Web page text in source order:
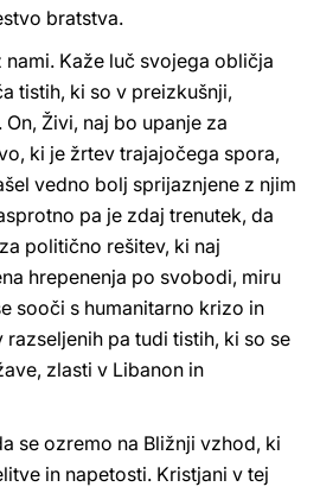
bratstva.
Kaže luč svojega obličja
tistih, ki so v preizkušnji,
Živi, naj bo upanje za
ki je žrtev trajajočega spora,
vedno bolj sprijaznjene z njim
pa je zdaj trenutek, da
politično rešitev, ki naj
hrepenenja po svobodi, miru
sooči s humanitarno krizo in
pa tudi tistih, ki so se
zlasti v Libanon in
se ozremo na Bližnji vzhod, ki
in napetosti. Kristjani v tej